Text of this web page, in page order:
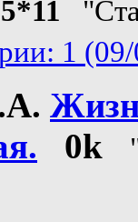
1
0k